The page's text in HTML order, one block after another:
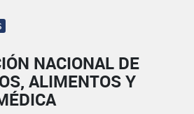
NACIONAL DE
ALIMENTOS Y